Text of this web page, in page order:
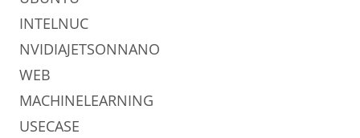
INTELNUC
NVIDIAJETSONNANO
WEB
MACHINELEARNING
USECASE